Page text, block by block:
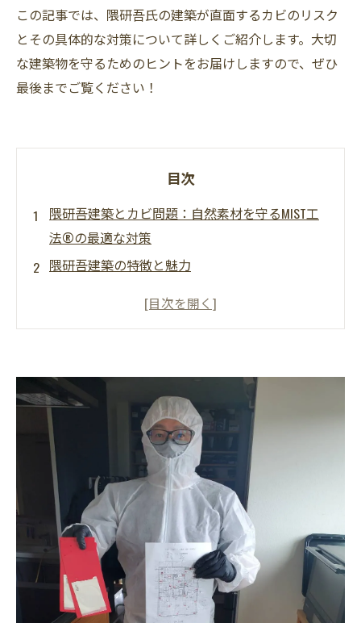
この記事では、隈研吾氏の建築が直面するカビのリスク
とその具体的な対策について詳しくご紹介します。大切
な建築物を守るためのヒントをお届けしますので、ぜひ
最後までご覧ください！
目次
隈研吾建築とカビ問題：自然素材を守るMIST工
法®の最適な対策
隈研吾建築の特徴と魅力
隈研吾建築におけるカビ問題とは？
隈研吾建築とMIST工法®の相性
実際の事例：自然素材建築のカビ除去と予防
まとめ：自然素材建築を守るためのカビ対策の
重要性
お問い合わせ・無料相談のご案内